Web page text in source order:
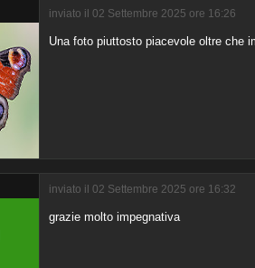
inviato il 02 Settembre 2025 ore 16:26
Una foto piuttosto piacevole oltre che
inviato il 02 Settembre 2025 ore 16:32
grazie molto impegnativa